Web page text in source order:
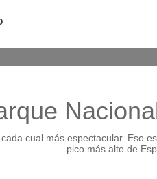
cual más espectacular. Eso
pico más alto de